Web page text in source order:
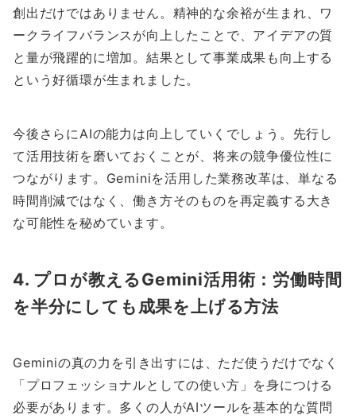
創出だけではありません。精神的な余裕が生まれ、ワ
ークライフバランスが向上したことで、アイデアの質
と量が飛躍的に増加。結果として事業成果も向上する
という好循環が生まれました。
今後さらにAIの能力は向上していくでしょう。先行し
て活用技術を磨いておくことが、将来の競争優位性に
つながります。Geminiを活用した業務改革は、単なる
時間削減ではなく、働き方そのものを再定義する大き
な可能性を秘めています。
4. プロが教えるGemini活用術：労働時間
を半分にしても成果を上げる方法
Geminiの真の力を引き出すには、ただ使うだけでなく
「プロフェッショナルとしての使い方」を身につける
必要があります。多くの人がAIツールを基本的な質問